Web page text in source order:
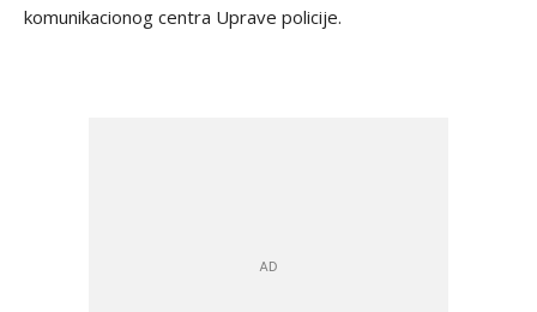
komunikacionog centra Uprave policije.